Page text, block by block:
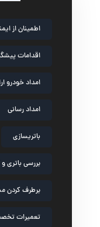
اطمینان از
اقدامات
امداد خودرو
امداد رسانی
باتریسازی
بررسی باتری
برطرف کردن
تعمیرات